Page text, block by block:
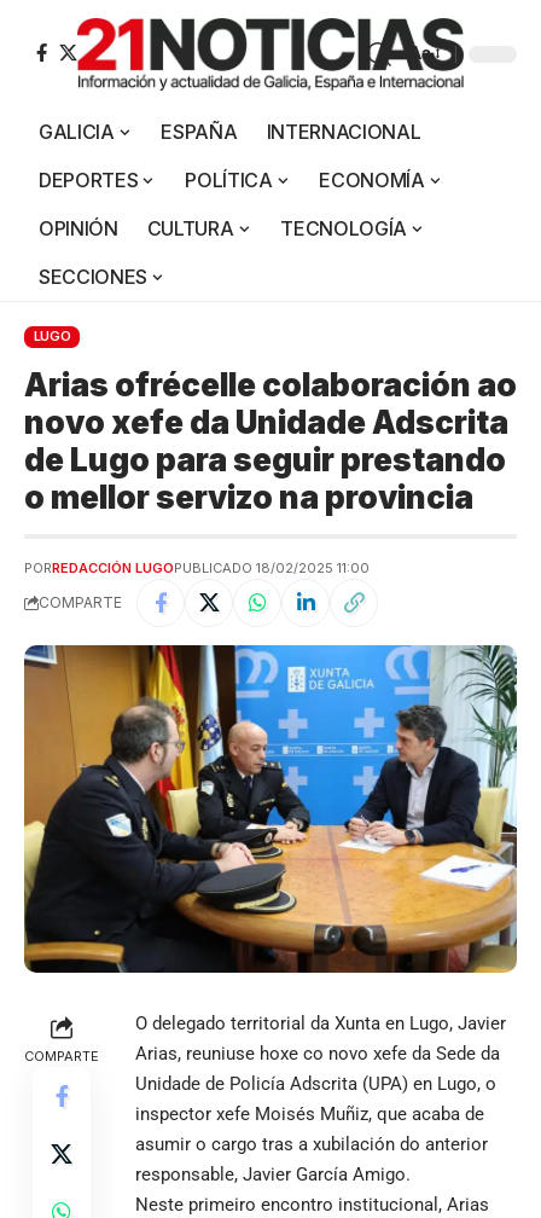
Aa
GALICIA ESPAÑA
INTERNACIONAL
DEPORTES
POLÍTICA
ECONOMÍA
OPINIÓN
CULTURA
TECNOLOGÍA
SECCIONES
LUGO
Arias ofrécelle colaboración ao
novo xefe da Unidade Adscrita
de Lugo para seguir prestando
o mellor servizo na provincia
PORREDACCIÓN LUGOPUBLICADO 18/02/2025 11:00
COMPARTE
COMPARTE
O delegado territorial da Xunta en Lugo, Javier
Arias, reuniuse hoxe co novo xefe da Sede da
Unidade de Policía Adscrita (UPA) en Lugo, o
inspector xefe Moisés Muñiz, que acaba de
asumir o cargo tras a xubilación do anterior
responsable, Javier García Amigo.
Neste primeiro encontro institucional, Arias